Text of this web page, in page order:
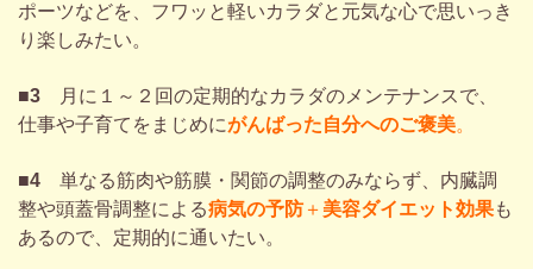
ポーツなどを、フワッと軽いカラダと元気な心で思いっき
り楽しみたい。
■3
月に１～２回の定期的なカラダのメンテナンスで、
仕事や子育てをまじめにがんばった自分へのご褒美。
■4 単なる筋肉や筋膜・関節の調整のみならず、内臓調
整や頭蓋骨調整による病気の予防＋ 美容ダイエット効果も
あるので、定期的に通いたい。